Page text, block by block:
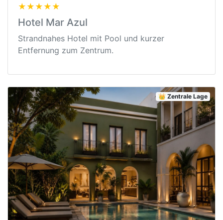
★★★★★
Hotel Mar Azul
Strandnahes Hotel mit Pool und kurzer
Entfernung zum Zentrum.
👑 Zentrale Lage